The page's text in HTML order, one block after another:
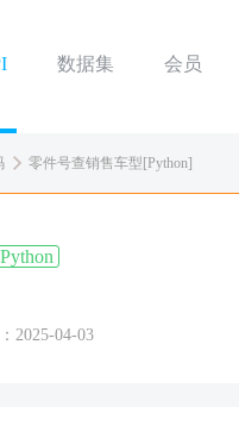
数据集 会员
零件号查销售车型[Python]
Python
2025-04-03